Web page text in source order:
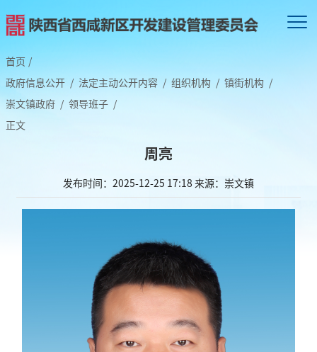
首页 /
政府信息公开 / 法定主动公开内容 / 组织机构 / 镇街机构 /
崇文镇政府 / 领导班子 /
正文
周亮
发布时间：2025-12-25 17:18 来源：崇文镇